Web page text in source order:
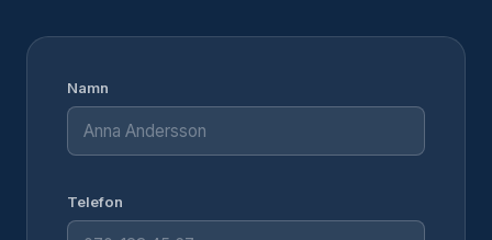
Namn
Telefon